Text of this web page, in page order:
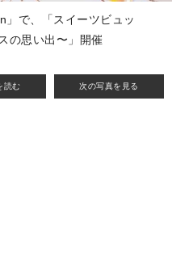
読む 次の写真を見る
で、「スイーツビュッ
の思い出〜」開催